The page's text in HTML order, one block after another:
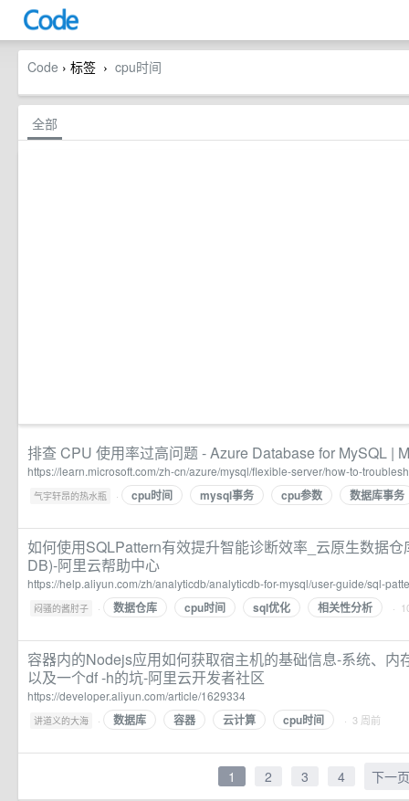
Code › 标签 › cpu时间
全部
排查 CPU 使用率过高问题 - Azure Database for MySQL |
https://learn.microsoft.com/zh-cn/azure/mysql/flexible-server/how-to-
气宇轩昂的热水瓶 · cpu时间 mysql事务 cpu参数 数据库事务
如何使用SQLPattern有效提升智能诊断效率_云原生数据
DB)-阿里云帮助中心
https://help.aliyun.com/zh/analyticdb/analyticdb-for-mysql/user-guide/sql-
闷骚的酱肘子 · 数据仓库 cpu时间 sql优化 相关性分析 ·
容器内的Nodejs应用如何获取宿主机的基础信息-系统、内
以及一个df -h的坑-阿里云开发者社区
https://developer.aliyun.com/article/1629334
讲道义的大海 · 数据库 容器 云计算 cpu时间 · 3 周前
1 2 3 4 下一页